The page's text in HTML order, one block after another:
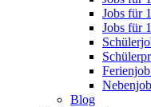
Jobs für
Jobs für
Blog